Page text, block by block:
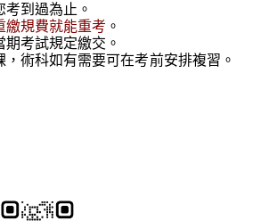
到過為止。
繳規費就能重考 。
考試規定繳交。
，術科如有需要可在考前安排複習。